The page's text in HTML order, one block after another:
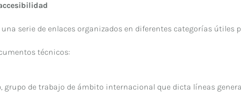
serie de enlaces organizados en diferentes categorías
técnicos:
grupo de trabajo de ámbito internacional que dicta líneas